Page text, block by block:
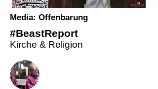
Media: Offenbarung
#BeastReport
Kirche & Religion